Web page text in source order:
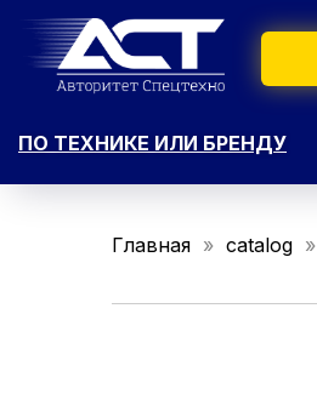
ПО ТЕХНИКЕ ИЛИ БРЕНДУ
Главная catalog